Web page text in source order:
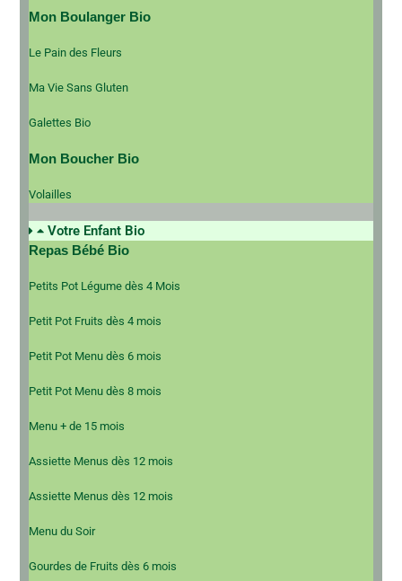
Mon Boulanger Bio
Le Pain des Fleurs
Ma Vie Sans Gluten
Galettes Bio
Mon Boucher Bio
Volailles
Votre Enfant Bio
Repas Bébé Bio
Petits Pot Légume dès 4 Mois
Petit Pot Fruits dès 4 mois
Petit Pot Menu dès 6 mois
Petit Pot Menu dès 8 mois
Menu + de 15 mois
Assiette Menus dès 12 mois
Assiette Menus dès 12 mois
Menu du Soir
Gourdes de Fruits dès 6 mois